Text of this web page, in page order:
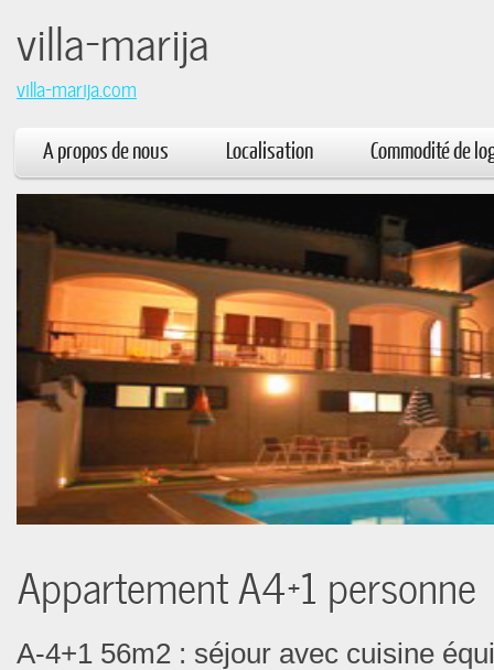
villa-
villa-marija.com
A propos de nous Localisation Commodité de
Appartement A4+1 personne
A-4+1 56m2 : séjour avec cuisine